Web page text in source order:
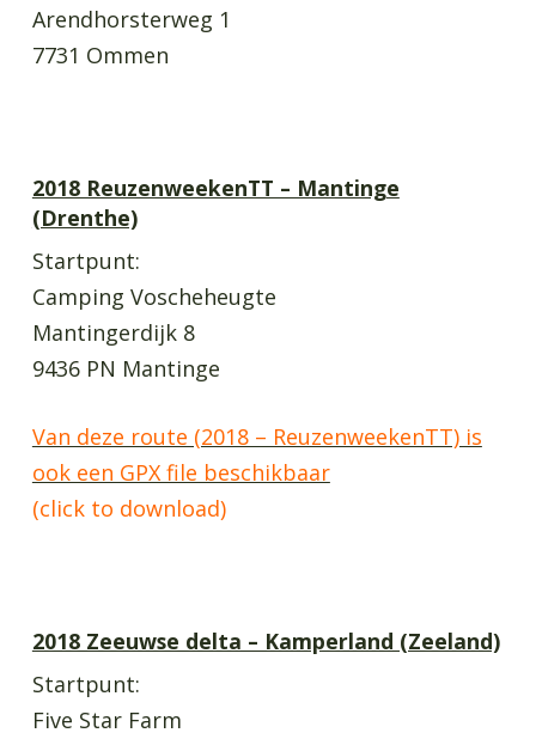
Arendhorsterweg 1
7731 Ommen
2018 ReuzenweekenTT – Mantinge
(Drenthe)
Startpunt:
Camping Voscheheugte
Mantingerdijk 8
9436 PN Mantinge
Van deze route (2018 – ReuzenweekenTT) is
ook een GPX file beschikbaar
(click to download)
2018 Zeeuwse delta – Kamperland (Zeeland)
Startpunt:
Five Star Farm